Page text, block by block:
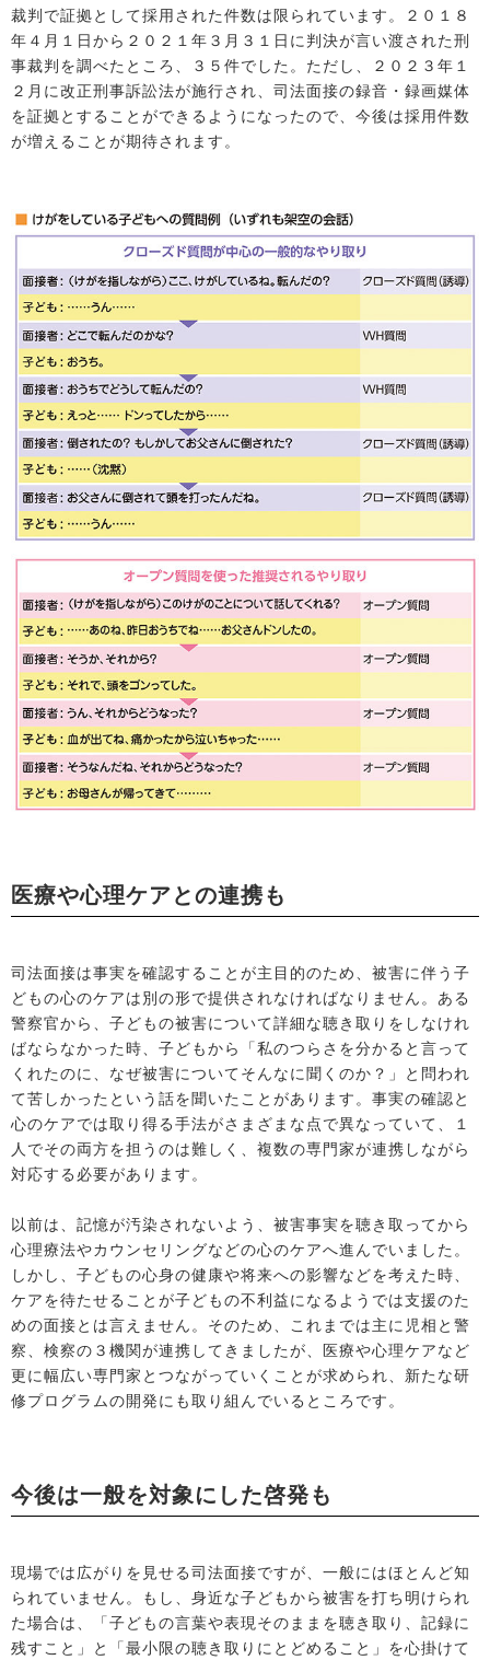
裁判で証拠として採用された件数は限られています。２０１８
年４月１日から２０２１年３月３１日に判決が言い渡された刑
事裁判を調べたところ、３５件でした。ただし、２０２３年１
２月に改正刑事訴訟法が施行され、司法面接の録音・録画媒体
を証拠とすることができるようになったので、今後は採用件数
が増えることが期待されます。
医療や心理ケアとの連携も
司法面接は事実を確認することが主目的のため、被害に伴う子
どもの心のケアは別の形で提供されなければなりません。ある
警察官から、子どもの被害について詳細な聴き取りをしなけれ
ばならなかった時、子どもから「私のつらさを分かると言って
くれたのに、なぜ被害についてそんなに聞くのか？」と問われ
て苦しかったという話を聞いたことがあります。事実の確認と
心のケアでは取り得る手法がさまざまな点で異なっていて、１
人でその両方を担うのは難しく、複数の専門家が連携しながら
対応する必要があります。
以前は、記憶が汚染されないよう、被害事実を聴き取ってから
心理療法やカウンセリングなどの心のケアへ進んでいました。
しかし、子どもの心身の健康や将来への影響などを考えた時、
ケアを待たせることが子どもの不利益になるようでは支援のた
めの面接とは言えません。そのため、これまでは主に児相と警
察、検察の３機関が連携してきましたが、医療や心理ケアなど
更に幅広い専門家とつながっていくことが求められ、新たな研
修プログラムの開発にも取り組んでいるところです。
今後は一般を対象にした啓発も
現場では広がりを見せる司法面接ですが、一般にはほとんど知
られていません。もし、身近な子どもから被害を打ち明けられ
た場合は、「子どもの言葉や表現そのままを聴き取り、記録に
残すこと」と「最小限の聴き取りにとどめること」を心掛けて